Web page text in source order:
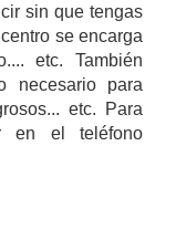
sin que tengas
se encarga
etc. También
necesario para
etc. Para
en el teléfono